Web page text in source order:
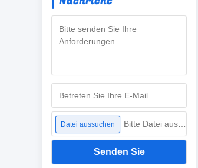
Datei aussuchen
Senden Sie